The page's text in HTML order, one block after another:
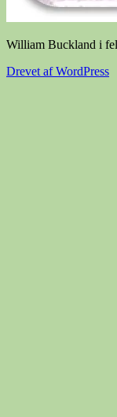
William Buckland i
Drevet af WordPress